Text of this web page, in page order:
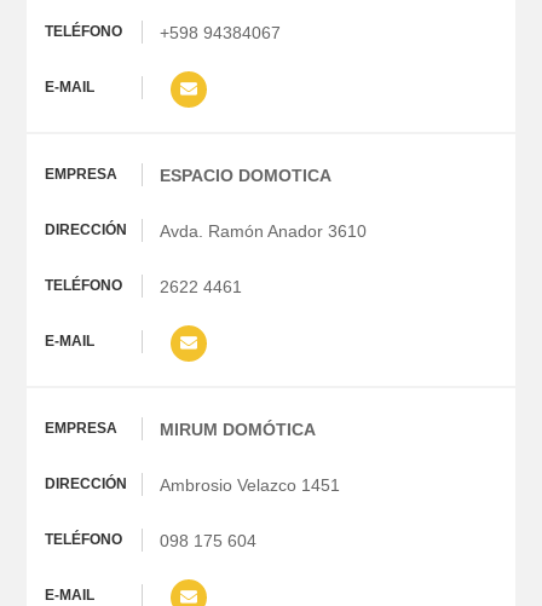
+598 94384067
ESPACIO DOMOTICA
Avda. Ramón Anador 3610
2622 4461
MIRUM DOMÓTICA
Ambrosio Velazco 1451
098 175 604